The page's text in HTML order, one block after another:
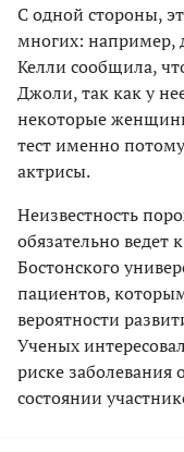
С одной стороны,
многих: например,
Келли сообщила,
Джоли, так как у
некоторые
тест именно
актрисы.
Неизвестность
обязательно ведет
Бостонского
пациентов,
вероятности
Ученых
риске заболевания
состоянии